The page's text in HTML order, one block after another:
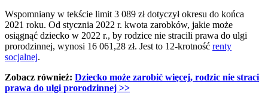
Wspomniany w tekście limit 3 089 zł dotyczył okresu do końca
2021 roku. Od stycznia 2022 r. kwota zarobków, jakie może
osiągnąć dziecko w 2022 r., by rodzice nie stracili prawa do ulgi
prorodzinnej, wynosi 16 061,28 zł. Jest to 12-krotność renty
socjalnej.
Zobacz również: Dziecko może zarobić więcej, rodzic nie straci
prawa do ulgi prorodzinnej >>